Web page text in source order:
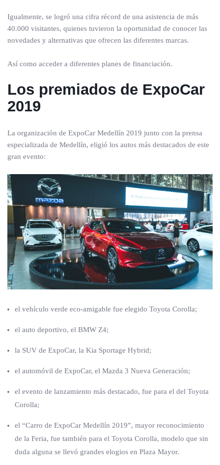
Igualmente, se logró una cifra récord de una asistencia de más
40.000 visitantes, quienes tuvieron la oportunidad de conocer las
novedades y alternativas que ofrecen las diferentes marcas.
Así como acceder a diferentes planes de financiación.
Los premiados de ExpoCar
2019
La organización de ExpoCar Medellín 2019 junto con la prensa
especializada de Medellín, eligió los autos más destacados de este
gran evento:
el vehículo verde eco-amigable fue elegido Toyota Corolla;
el auto deportivo, el BMW Z4;
la SUV de ExpoCar, la Kia Sportage Hybrid;
el automóvil de ExpoCar, el Mazda 3 Nueva Generación;
el evento de lanzamiento más destacado, fue para el del Toyota
Corolla;
el “Carro de ExpoCar Medellín 2019”, mayor reconocimiento
de la Feria, fue también para el Toyota Corolla, modelo que sin
duda alguna se llevó grandes elogios en Plaza Mayor.